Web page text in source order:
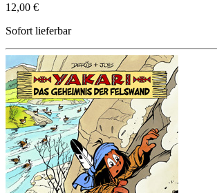
12,00 €
Sofort lieferbar